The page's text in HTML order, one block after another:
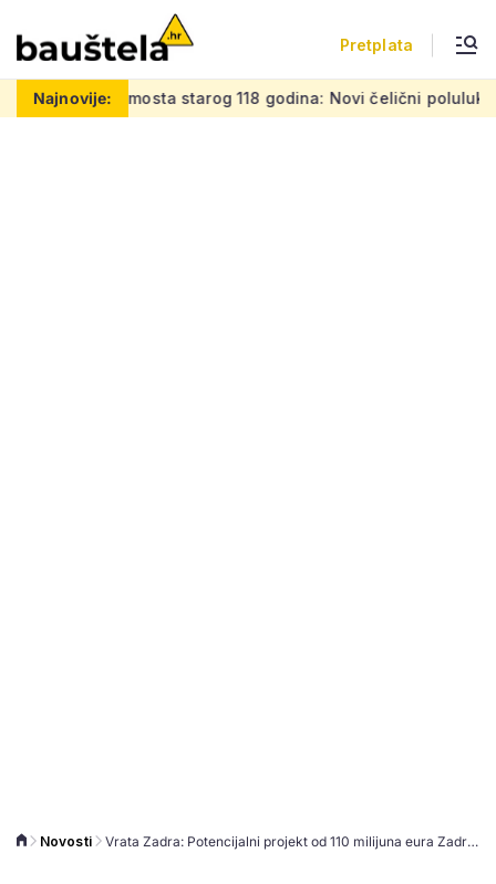
Pretplata
Najnovije:
starog 118 godina: Novi čelični poluluk lebdi nad
Novosti Vrata Zadra: Potencijalni projekt od 110 milijuna eura Zadranima bi donio pregršt komercijalnog i javnog sadržaja